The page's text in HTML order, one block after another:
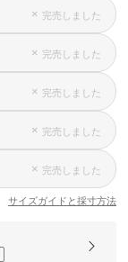
× 完売しました
× 完売しました
× 完売しました
× 完売しました
× 完売しました
サイズガイドと採寸方法